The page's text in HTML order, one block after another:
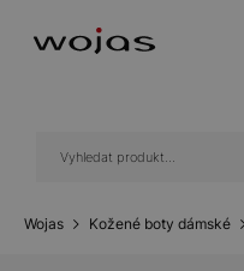
Wojas Kožené boty dámské